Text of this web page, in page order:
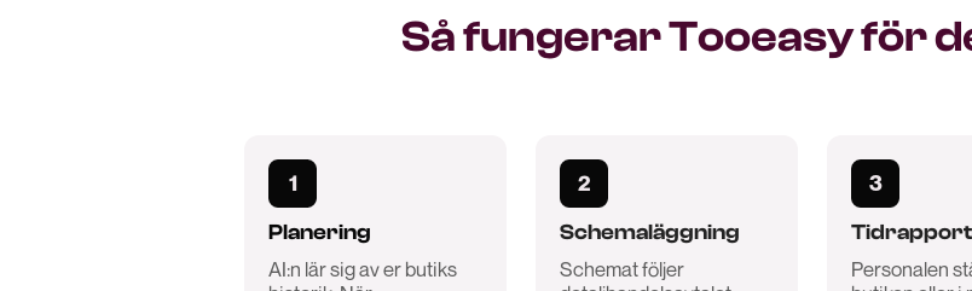
Så fungerar Tooeasy för
1
Planering
AI:n lär sig av er butiks
2
Schemaläggning
Schemat följer
3
Personalen